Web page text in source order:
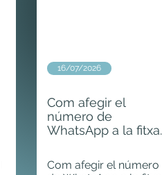
Com afegir el
número de
WhatsApp a la fitxa
Profile
16/07/2026
Com afegir el número